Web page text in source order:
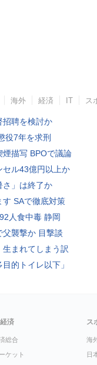
海外 経済 IT ス
招聘を検討か
役7年を求刑
煙描写 BPOで議論
セル43億円以上か
さ」は終了か
す SAで徹底対策
人食中毒 静岡
襲撃か 目撃談
生まれてしまう訳
的トイレ以下」
経済
総合
ケット
ス
海
日